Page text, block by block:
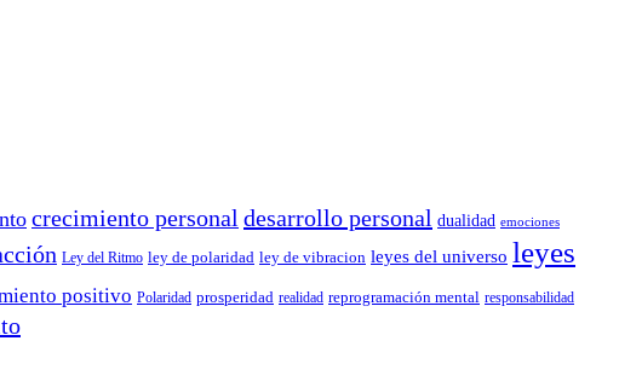
crecimiento personal desarrollo personal dualidad emociones
Ley del Ritmo ley de polaridad ley de vibracion leyes del universo leyes
positivo Polaridad prosperidad realidad reprogramación mental responsabilidad